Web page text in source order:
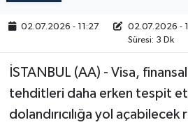
02.07.2026 - 11:27 02.07.2026 -
Süresi: 3 Dk
İSTANBUL (AA) - Visa,
tehditleri daha erken tespit
dolandırıcılığa yol açabilecek